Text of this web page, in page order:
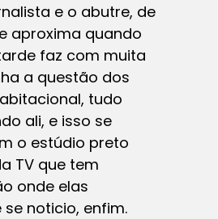
e o abutre, de
aproxima quando
faz com muita
a questão dos
tudo
ali, e isso se
o estúdio preto
TV que tem
onde elas
noticio, enfim.